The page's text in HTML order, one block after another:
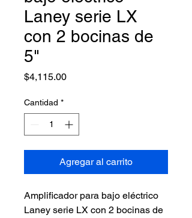
Laney serie LX
con 2 bocinas de
5"
$4,115.00Precio
Cantidad *
Agregar al carrito
Amplificador para bajo eléctrico
Laney serie LX con 2 bocinas de